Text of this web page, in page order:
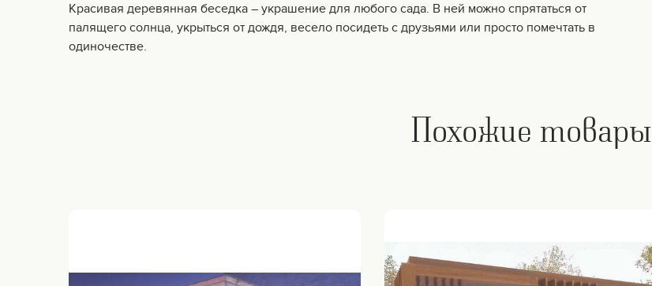
Красивая деревянная беседка – украшение для любого сада. В ней можно спрятаться от
палящего солнца, укрыться от дождя, весело посидеть с друзьями или просто помечтать в
одиночестве.
Похожие товары